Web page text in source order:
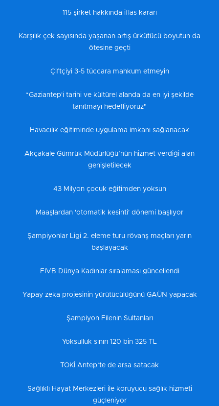
115 şirket hakkında iflas kararı
Karşılık çek sayısında yaşanan artış ürkütücü boyutun da
ötesine geçti
Çiftçiyi 3-5 tüccara mahkum etmeyin
“Gaziantep'i tarihi ve kültürel alanda da en iyi şekilde
tanıtmayı hedefliyoruz"
Havacılık eğitiminde uygulama imkanı sağlanacak
Akçakale Gümrük Müdürlüğü’nün hizmet verdiği alan
genişletilecek
43 Milyon çocuk eğitimden yoksun
Maaşlardan 'otomatik kesinti' dönemi başlıyor
Şampiyonlar Ligi 2. eleme turu rövanş maçları yarın
başlayacak
FIVB Dünya Kadınlar sıralaması güncellendi
Yapay zeka projesinin yürütücülüğünü GAÜN yapacak
Şampiyon Filenin Sultanları
Yoksulluk sınırı 120 bin 325 TL
TOKİ Antep’te de arsa satacak
Sağlıklı Hayat Merkezleri ile koruyucu sağlık hizmeti
güçleniyor